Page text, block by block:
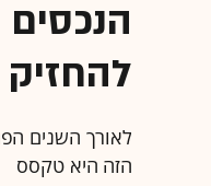
הזה היא טקסס